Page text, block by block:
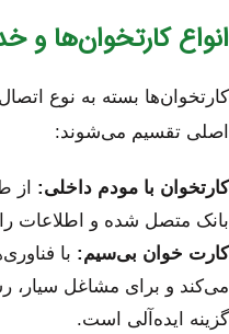
انواع کارتخوان‌ها و
کارتخوان‌ها بسته به نوع
اصلی تقسیم می‌شوند:
کارتخوان با مودم داخلی:
بانک متصل شده و اطلاعات
کارت خوان بی‌سیم:
می‌کند و برای مشاغل سیار،
گزینه ایده‌آلی است.